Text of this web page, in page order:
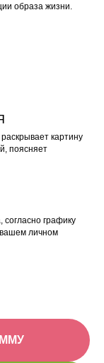
образа жизни.
картину
поясняет
графику
личном